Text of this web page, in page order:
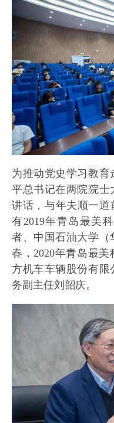
为推动党史学习教
平总书记在两院院
讲话，与年夫顺一道
有2019年青岛最美
者、中国石油大学（
春，2020年青岛最
方机车车辆股份有限
务副主任刘韶庆。